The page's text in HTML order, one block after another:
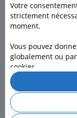
Rendez-vous dans
en visio pour nous
Découvrir
Votre
strictement
moment.
Vous pouvez
globalement ou
cookies.
Pour en savoir
la
Politique de